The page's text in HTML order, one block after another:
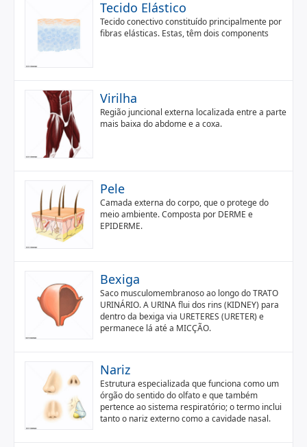
Tecido Elástico
Tecido conectivo constituído principalmente por
fibras elásticas. Estas, têm dois components
Virilha
Região juncional externa localizada entre a parte
mais baixa do abdome e a coxa.
Pele
Camada externa do corpo, que o protege do
meio ambiente. Composta por DERME e
EPIDERME.
Bexiga
Saco musculomembranoso ao longo do TRATO
URINÁRIO. A URINA flui dos rins (KIDNEY) para
dentro da bexiga via URETERES (URETER) e
permanece lá até a MICÇÃO.
Nariz
Estrutura especializada que funciona como um
órgão do sentido do olfato e que também
pertence ao sistema respiratório; o termo inclui
tanto o nariz externo como a cavidade nasal.